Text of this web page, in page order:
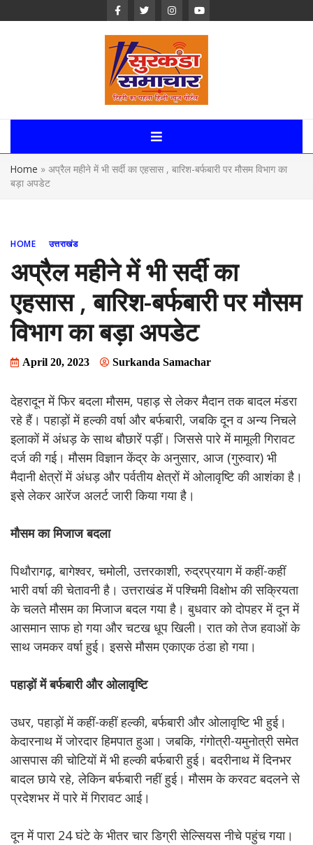
Surkanda
Samachar:
Uttarakhand,
Home » अप्रैल महीने में भी सर्दी का एहसास , बारिश-बर्फबारी पर मौसम विभाग का
बड़ा अपडेट
HOME उत्तराखंड
अप्रैल महीने में भी सर्दी का
एहसास , बारिश-बर्फबारी पर मौसम
विभाग का बड़ा अपडेट
April 20, 2023 Surkanda Samachar
देहरादून में फिर बदला मौसम, पहाड़ से लेकर मैदान तक बादल मंडरा
रहे हैं। पहाड़ों में हल्की वर्षा और बर्फबारी, जबकि दून व अन्य निचले
इलाकों में अंधड़ के साथ बौछारें पड़ीं। जिससे पारे में मामूली गिरावट
दर्ज की गई। मौसम विज्ञान केंद्र के अनुसार, आज (गुरुवार) भी
मैदानी क्षेत्रों में अंधड़ और पर्वतीय क्षेत्रों में ओलावृष्टि की आशंका है।
इसे लेकर आरेंज अलर्ट जारी किया गया है।
मौसम का मिजाज बदला
पिथौरागढ़, बागेश्वर, चमोली, उत्तरकाशी, रुद्रप्रयाग में कहीं-कहीं
भारी वर्षा की चेतावनी है। उत्तराखंड में पश्चिमी विक्षोभ की सक्रियता
के चलते मौसम का मिजाज बदल गया है। बुधवार को दोपहर में दून में
आसमान साफ हो गया और चटख धूप खिली। रात को तेज हवाओं के
साथ जमकर वर्षा हुई। इससे मौसम एकाएक ठंडा हो गया।
पहाड़ों में बर्फबारी और ओलावृष्टि
उधर, पहाड़ों में कहीं-कहीं हल्की, बर्फबारी और ओलावृष्टि भी हुई।
केदारनाथ में जोरदार हिमपात हुआ। जबकि, गंगोत्री-यमुनोत्री समेत
आसपास की चोटियों में भी हल्की बर्फबारी हुई। बदरीनाथ में दिनभर
बादल छाये रहे, लेकिन बर्फबारी नहीं हुई। मौसम के करवट बदलने से
प्रदेशभर में पारे में गिरावट आई।
दून में पारा 24 घंटे के भीतर चार डिग्री सेल्सियस नीचे पहुंच गया।